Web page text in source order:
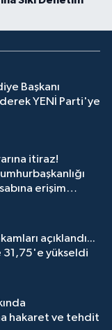
Başkanı
YENİ Parti'ye
itiraz!
erişim
açıklandı...
31,75'e yükseldi
hakaret ve tehdit